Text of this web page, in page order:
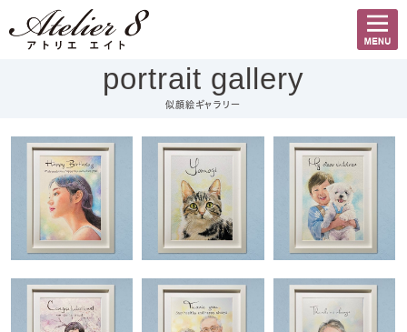
portrait gallery
似顔絵ギャラリー